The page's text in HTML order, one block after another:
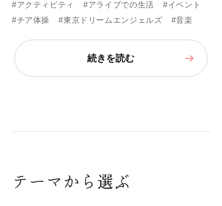
#アクティビティ
#アライブでの生活
#イベント
#チア体操
#東京ドリームエンジェルズ #音楽
続きを読む
テーマから選ぶ